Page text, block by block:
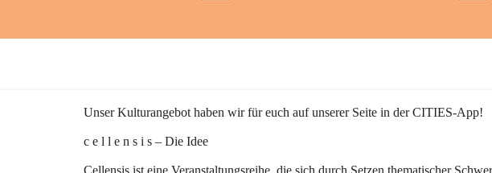
Unser Kulturangebot haben wir für euch auf unserer Seite in der CITIES-App!
c e l l e n s i s – Die Idee
Cellensis ist eine Veranstaltungsreihe, die sich durch Setzen thematischer